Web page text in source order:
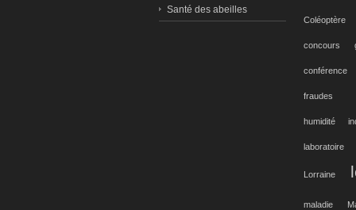
Santé des abeilles
Coléoptère
concours
conférence
fraudes
humidité
laboratoire
Lorraine
maladie